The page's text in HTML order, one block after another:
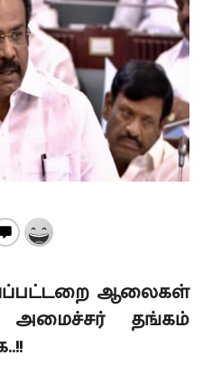
ஆலைகள்
அமைச்சர் தங்கம்